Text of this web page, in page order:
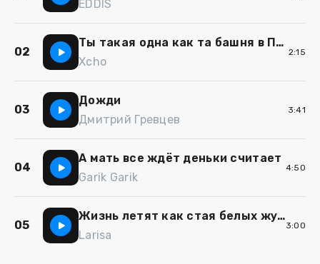
EDDIS
02
Ты такая одна как та башня в Париже
Xcho
2:15
03
Дожди
Дмитрий Гревцев
3:41
04
А мать все ждёт деньки считает
Garik Garik
4:50
05
Жизнь летят как стая белых журавлей
Larisa
3:00